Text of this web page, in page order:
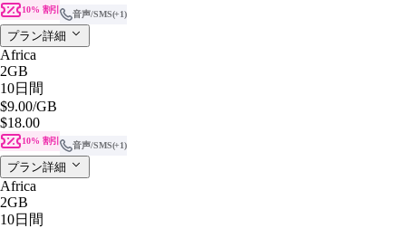
10% 割引 音声/SMS(+1)
プラン詳細
Africa
2GB
10日間
$9.00/GB
$18.00
10% 割引 音声/SMS(+1)
プラン詳細
Africa
2GB
10日間